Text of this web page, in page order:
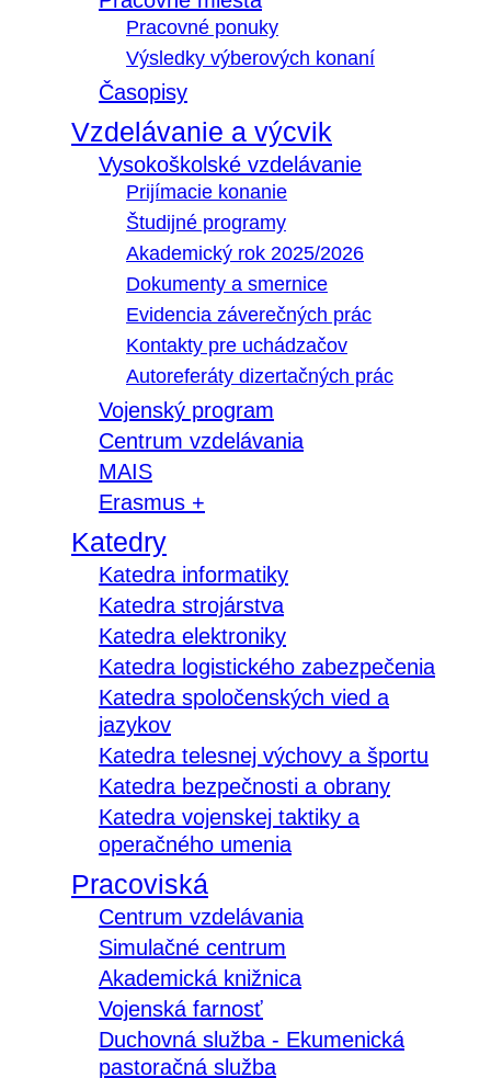
Pracovné ponuky
Výsledky výberových konaní
Časopisy
Vzdelávanie a výcvik
Vysokoškolské vzdelávanie
Prijímacie konanie
Študijné programy
Akademický rok 2025/2026
Dokumenty a smernice
Evidencia záverečných prác
Kontakty pre uchádzačov
Autoreferáty dizertačných prác
Vojenský program
Centrum vzdelávania
MAIS
Erasmus +
Katedry
Katedra informatiky
Katedra strojárstva
Katedra elektroniky
Katedra logistického zabezpečenia
Katedra spoločenských vied a
jazykov
Katedra telesnej výchovy a športu
Katedra bezpečnosti a obrany
Katedra vojenskej taktiky a
operačného umenia
Pracoviská
Centrum vzdelávania
Simulačné centrum
Akademická knižnica
Vojenská farnosť
Duchovná služba - Ekumenická
pastoračná služba